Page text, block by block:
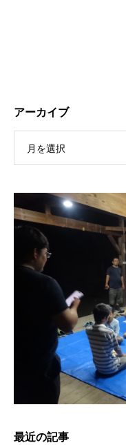
保護中: R189 ４月
アーカイブ
月を選択
最近の記事